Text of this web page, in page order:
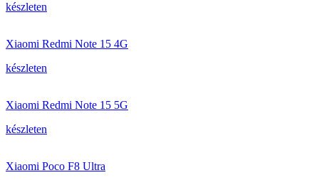
készleten
Xiaomi Redmi Note 15 4G
készleten
Xiaomi Redmi Note 15 5G
készleten
Xiaomi Poco F8 Ultra